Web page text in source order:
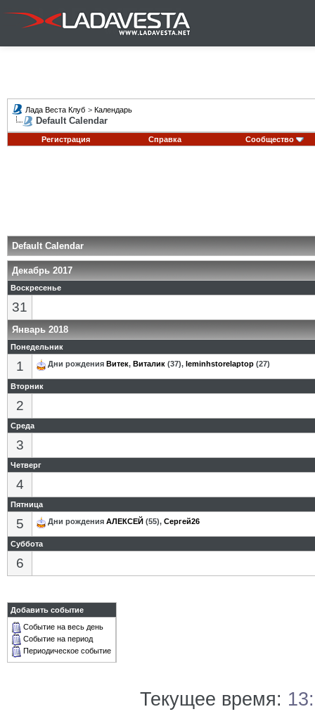
Лада Веста Клуб > Календарь
Default Calendar
Регистрация Справка Сообщество
Default Calendar
Декабрь 2017
Воскресенье
31
Январь 2018
Понедельник
1 Дни рождения Витек, Виталик (37), leminhstorelaptop (27)
Вторник
2
Среда
3
Четверг
4
Пятница
5 Дни рождения АЛЕКСЕЙ (55), Сергей26
Суббота
6
Добавить событие
Событие на весь день
Событие на период
Периодическое событие
Текущее время: